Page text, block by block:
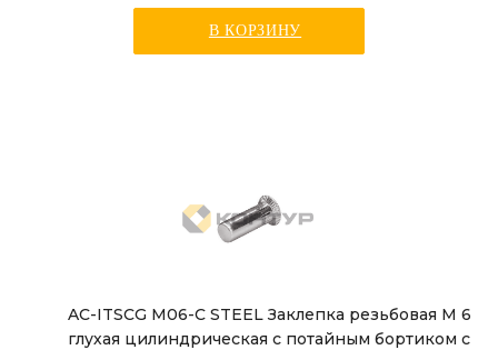
В КОРЗИНУ
AC-ITSCG M06-C STEEL Заклепка резьбовая М 6
глухая цилиндрическая с потайным бортиком с